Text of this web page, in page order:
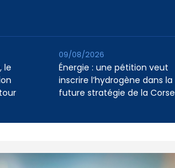
le
Énergie : une pétition veut
inscrire l’hydrogène dans la
future stratégie de la Corse
09/08/2026